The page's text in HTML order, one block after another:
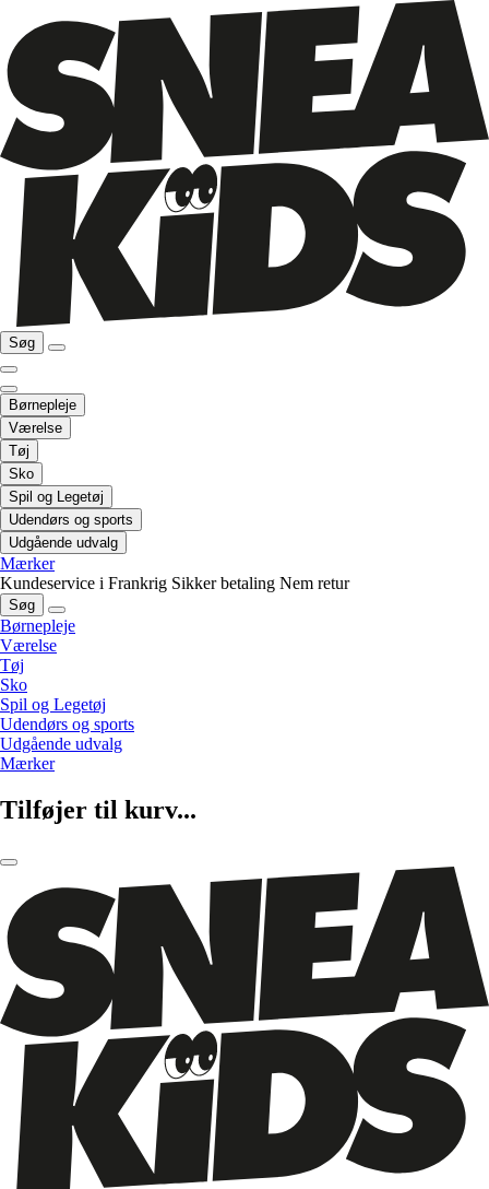
Søg
Børnepleje
Værelse
Tøj
Sko
Spil og Legetøj
Udendørs og sports
Udgående udvalg
Mærker
Kundeservice i Frankrig Sikker betaling Nem retur
Søg
Børnepleje
Værelse
Tøj
Sko
Spil og Legetøj
Udendørs og sports
Udgående udvalg
Mærker
Tilføjer til kurv...